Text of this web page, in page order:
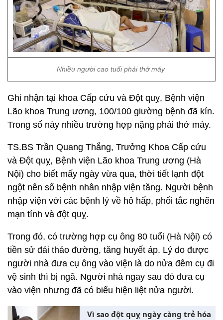
Nhiều người cao tuổi phải thở máy
Ghi nhận tại khoa Cấp cứu và Đột quỵ, Bệnh viện
Lão khoa Trung ương, 100/100 giường bệnh đã kín.
Trong số này nhiều trường hợp nặng phải thở máy.
TS.BS Trần Quang Thắng, Trưởng Khoa Cấp cứu
và Đột quỵ, Bệnh viện Lão khoa Trung ương (Hà
Nội) cho biết mấy ngày vừa qua, thời tiết lạnh đột
ngột nên số bệnh nhân nhập viện tăng. Người bệnh
nhập viện với các bệnh lý về hô hấp, phổi tắc nghẽn
mạn tính và đột quỵ.
Trong đó, có trường hợp cụ ông 80 tuổi (Hà Nội) có
tiền sử đái tháo đường, tăng huyết áp. Lý do được
người nhà đưa cụ ông vào viện là do nửa đêm cụ đi
vệ sinh thì bị ngã. Người nhà ngay sau đó đưa cụ
vào viện nhưng đã có biểu hiện liệt nửa người.
Vì sao đột quỵ ngày càng trẻ hóa